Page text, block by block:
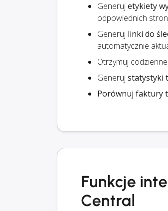
Generujetykiety
odpowiednich stron
Generuj linki do
automatycznie
Otrzymuj
Generujstatystyki
Porównuj faktury
Funkcje
Central